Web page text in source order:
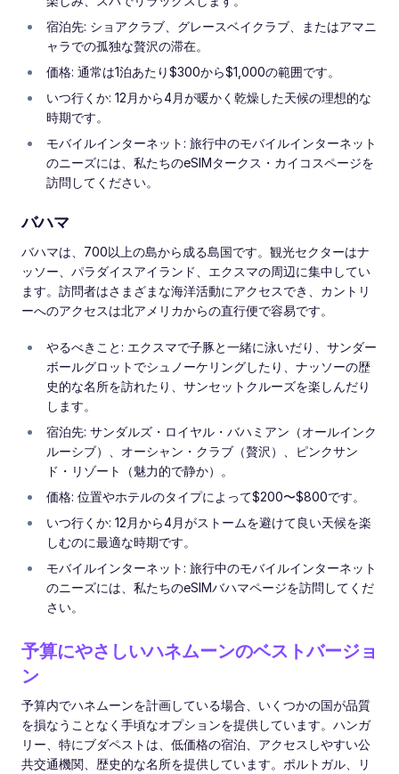
宿泊先: ショアクラブ、グレースベイクラブ、またはアマニ
ャラでの孤独な贅沢の滞在。
価格: 通常は1泊あたり$300から$1,000の範囲です。
いつ行くか: 12月から4月が暖かく乾燥した天候の理想的な
時期です。
モバイルインターネット: 旅行中のモバイルインターネット
のニーズには、私たちのeSIMタークス・カイコスページを
訪問してください。
バハマ
バハマは、700以上の島から成る島国です。観光セクターはナ
ッソー、パラダイスアイランド、エクスマの周辺に集中してい
ます。訪問者はさまざまな海洋活動にアクセスでき、カントリ
ーへのアクセスは北アメリカからの直行便で容易です。
やるべきこと: エクスマで子豚と一緒に泳いだり、サンダー
ボールグロットでシュノーケリングしたり、ナッソーの歴
史的な名所を訪れたり、サンセットクルーズを楽しんだり
します。
宿泊先: サンダルズ・ロイヤル・バハミアン（オールインク
ルーシブ）、オーシャン・クラブ（贅沢）、ピンクサン
ド・リゾート（魅力的で静か）。
価格: 位置やホテルのタイプによって$200〜$800です。
いつ行くか: 12月から4月がストームを避けて良い天候を楽
しむのに最適な時期です。
モバイルインターネット: 旅行中のモバイルインターネット
のニーズには、私たちのeSIMバハマページを訪問してくだ
さい。
予算にやさしいハネムーンのベストバージョ
ン
予算内でハネムーンを計画している場合、いくつかの国が品質
を損なうことなく手頃なオプションを提供しています。ハンガ
リー、特にブダペストは、低価格の宿泊、アクセスしやすい公
共交通機関、歴史的な名所を提供しています。ポルトガル、リ